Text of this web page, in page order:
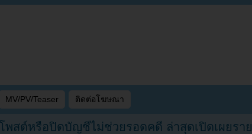
MV/PV/Teaser ติดต่อโฆษณา
พสต์หรือปิดบัญชีไม่ช่วยรอดคดี ล่าสุดเปิดเผยราย